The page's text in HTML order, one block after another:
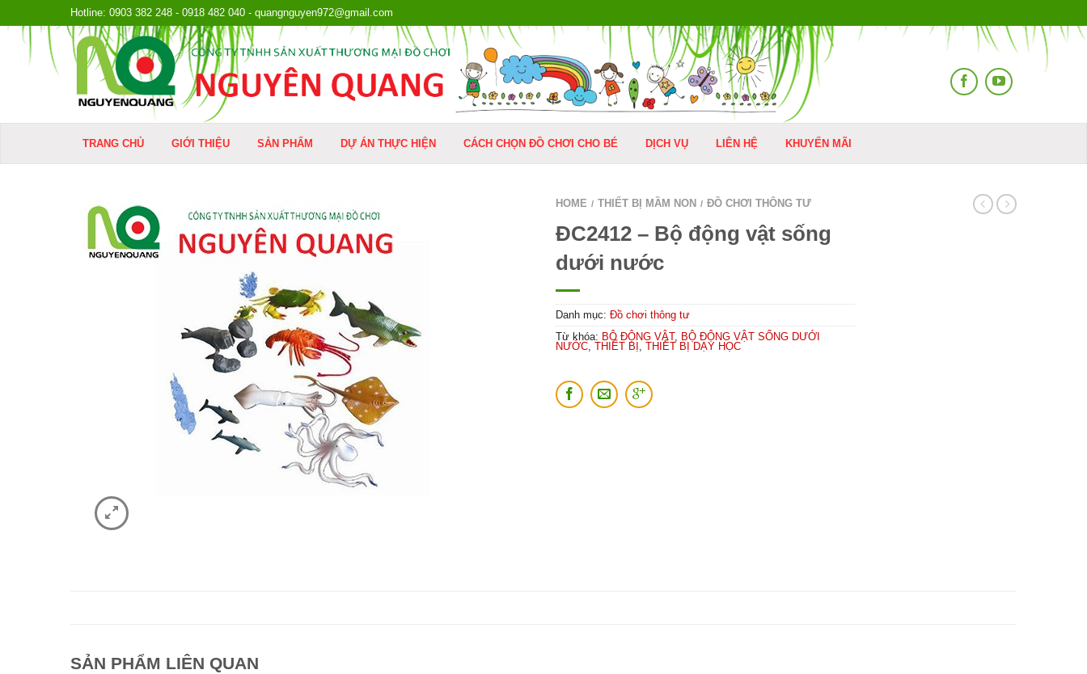
Hotline: 0903 382 248 - 0918 482 040 - quangnguyen972@gmail.com
TRANG CHỦ GIỚI THIỆU SẢN PHẨM DỰ ÁN THỰC HIỆN CÁCH CHỌN ĐỒ CHƠI CHO BÉ DỊCH VỤ LIÊN HỆ KHUYẾN MÃI
HOME / THIẾT BỊ MẦM NON / ĐỒ CHƠI THÔNG TƯ
ĐC2412 – Bộ động vật sống
dưới nước
Danh mục: Đồ chơi thông tư
Từ khóa: BỘ ĐỘNG VẬT, BỘ ĐỘNG VẬT SỐNG DƯỚI
NƯỚC THIẾT BỊ THIẾT BỊ DẠY HỌC
SẢN PHẨM LIÊN QUAN